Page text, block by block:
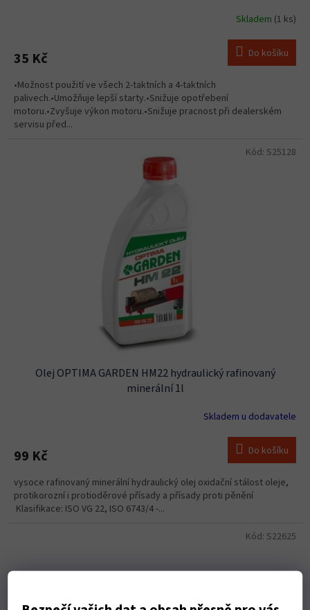
Skladem (1 ks)
35 Kč Do košíku
•Možnost použití ve všech 2-taktních a 4-taktních
palivech.•Umožňuje lepší starty.•Snižuje opotřebení
motoru.•Zvyšuje výkon motoru.•Snižuje pracnost při dealerském
servisu před...
Olej OPTIMA GARDEN HM22 hydraulický rafinovaný
minerální 1l
Skladem u dodavatele
99 Kč Do košíku
vysoce rafinovaný minerální hydraulický olej oxidační stálost oleje,
protikorozní i protioděrové přísady a přísady proti pěnění
Klasifikace: ISO VG 22, ISO 6743/4 -...
Kód: S25128
Kód: S22625